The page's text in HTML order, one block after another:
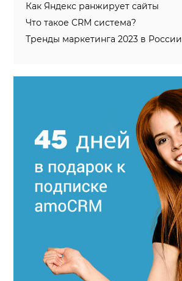
Как Яндекс ранжирует сайты
Что такое CRM система?
Тренды маркетинга 2023 в России